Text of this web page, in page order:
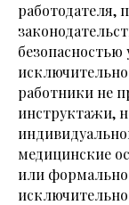
работодателя,
безопасностью
исключительно
работники не
инструктажи,
медицинские
или формально